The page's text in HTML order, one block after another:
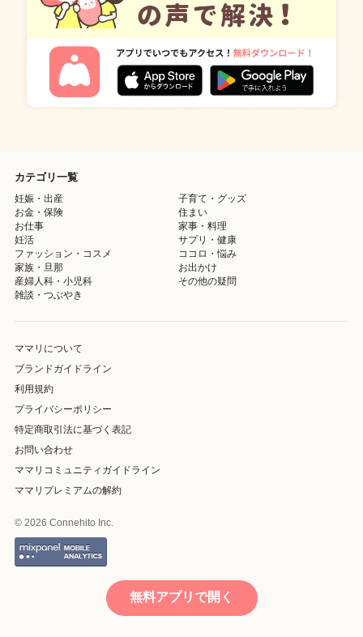
カテゴリ一覧
妊娠・出産
子育て・グッズ
お金・保険
住まい
お仕事
家事・料理
妊活
サプリ・健康
ファッション・コスメ
ココロ・悩み
家族・旦那
お出かけ
産婦人科・小児科
その他の疑問
雑談・つぶやき
ママリについて
ブランドガイドライン
利用規約
プライバシーポリシー
特定商取引法に基づく表記
お問い合わせ
ママリコミュニティガイドライン
ママリプレミアムの解約
© 2026 Connehito Inc.
無料アプリで開く